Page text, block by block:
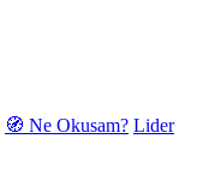
🧭 Ne Okusam? Lider